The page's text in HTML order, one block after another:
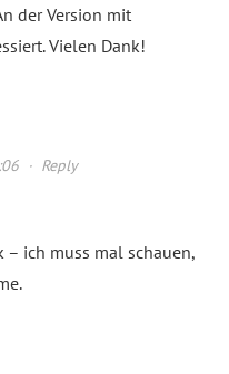
der Version mit
Vielen Dank!
· Reply
– ich muss mal schauen,